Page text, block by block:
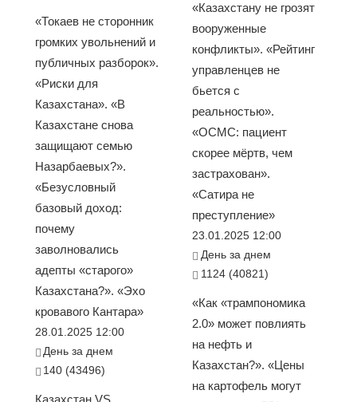
«Токаев не сторонник
громких увольнений и
публичных разборок».
«Риски для
Казахстана». «В
Казахстане снова
защищают семью
Назарбаевых?».
«Безусловный
базовый доход:
почему
заволновались
адепты «старого»
Казахстана?». «Эхо
кровавого Кантара»
28.01.2025 12:00
День за днем
140 (43496)
«Казахстану не грозят
вооруженные
конфликты». «Рейтинг
управленцев не
бьется с
реальностью».
«ОСМС: пациент
скорее мёртв, чем
застрахован».
«Сатира не
преступление»
23.01.2025 12:00
День за днем
1124 (40821)
«Как «трампономика
2.0» может повлиять
на нефть и
Казахстан?». «Цены
на картофель могут